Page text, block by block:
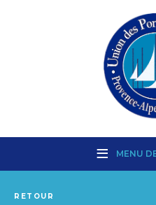
MENU
RETOUR